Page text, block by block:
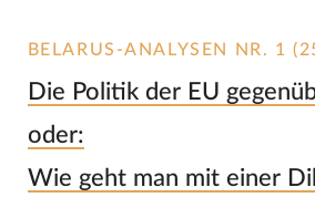
BELARUS-ANALYSEN NR. 1
Die Politik der EU
oder:
Wie geht man mit einer